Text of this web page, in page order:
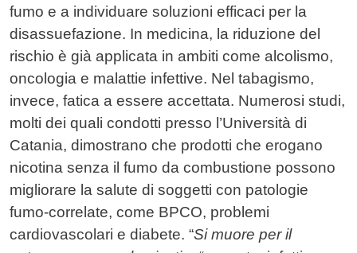
fumo e a individuare soluzioni efficaci per la
disassuefazione. In medicina, la riduzione del
rischio è già applicata in ambiti come alcolismo,
oncologia e malattie infettive. Nel tabagismo,
invece, fatica a essere accettata. Numerosi studi,
molti dei quali condotti presso l’Università di
Catania, dimostrano che prodotti che erogano
nicotina senza il fumo da combustione possono
migliorare la salute di soggetti con patologie
fumo-correlate, come BPCO, problemi
cardiovascolari e diabete. “Si muore per il